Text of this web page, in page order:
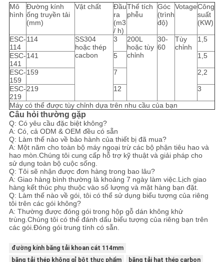
Mô
hình
Đường kính
ống truyền tải
(mm)
Vật chất
Đầu
ra
(m3
/ h)
Thể tích
phễu
Góc
(trình
độ)
VotageCông
suất
(KW)
ESC-
114
114
SS304
hoặc thép
cacbon
3
200L
hoặc tùy
chỉnh
30-
60
Tùy
chỉnh
1,5
ESC-
141
141 5 1,5
ESC-
159
159 7 2,2
ESC-
219
219 12 3
Máy có thể được tùy chỉnh dựa trên nhu cầu của bạn
Câu hỏi thường gặp
Q: Có yêu cầu đặc biệt không?
A: Có, cả ODM & OEM đều có sẵn
Q: Làm thế nào về bảo hành của thiết bị đã mua?
A: Một năm cho toàn bộ máy ngoại trừ các bộ phận tiêu hao và
hao mòn.Chúng tôi cung cấp hỗ trợ kỹ thuật và giải pháp cho
sử dụng toàn bộ cuộc sống.
Q: Tôi sẽ nhận được đơn hàng trong bao lâu?
A: Giao hàng bình thường là khoảng 7 ngày làm việc.Lịch giao
hàng kết thúc phụ thuộc vào số lượng và mặt hàng bạn đặt.
Q: Làm thế nào về gói, tôi có thể sử dụng biểu tượng của riêng
tôi trên các gói không?
A: Thường được đóng gói trong hộp gỗ dán không khử
trùng.Chúng tôi có thể đánh dấu biểu tượng của riêng bạn trên
các gói.Đóng gói trung tính có sẵn.
đường kính băng tải khoan cát 114mm
băng tải thép không gỉ bột thực phẩm
băng tải hạt thép carbon